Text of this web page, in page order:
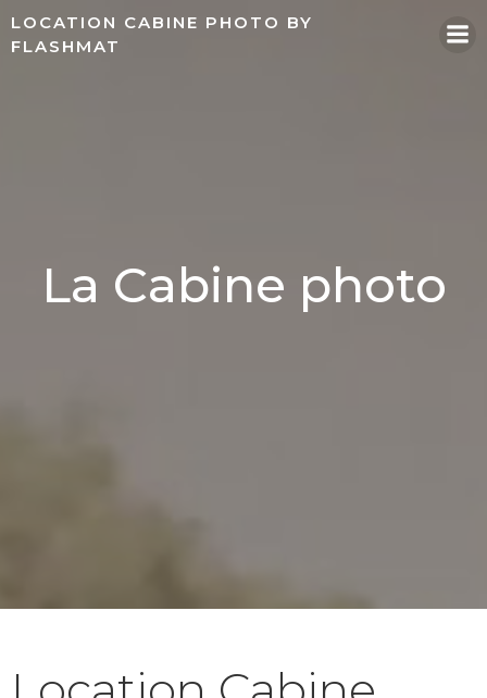
Aller
LOCATION CABINE PHOTO BY
FLASHMAT
La Cabine photo